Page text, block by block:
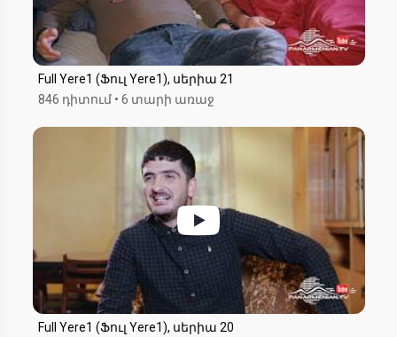
Full Yere1 (Ֆուլ Yere1), սերիա 21
846 դիտում• 6 տարի առաջ
Full Yere1 (Ֆուլ Yere1), սերիա 20